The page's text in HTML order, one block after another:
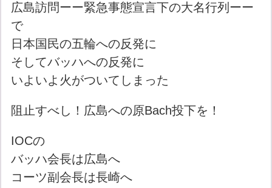
広島訪問ーー緊急事態宣言下の大名行列ーー
で
日本国民の五輪への反発に
そしてバッハへの反発に
いよいよ火がついてしまった
阻止すべし！広島への原Bach投下を！
IOCの
バッハ会長は広島へ
コーツ副会長は長崎へ